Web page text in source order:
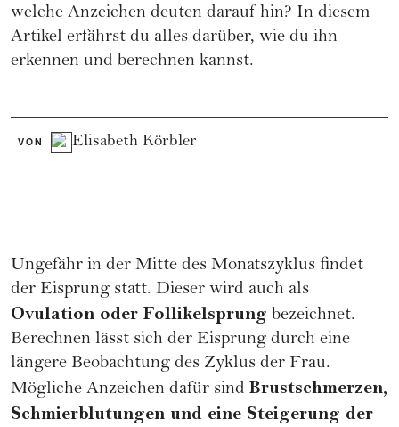
welche Anzeichen deuten darauf hin? In diesem
Artikel erfährst du alles darüber, wie du ihn
erkennen und berechnen kannst.
VON Elisabeth Körbler
Ungefähr in der Mitte des Monatszyklus findet
der Eisprung statt. Dieser wird auch als
Ovulation oder Follikelsprung bezeichnet.
Berechnen lässt sich der Eisprung durch eine
längere Beobachtung des Zyklus der Frau.
Mögliche Anzeichen dafür sind Brustschmerzen,
Schmierblutungen und eine Steigerung der